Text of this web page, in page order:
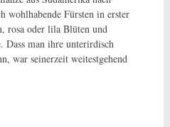
wohlhabende Fürsten in erster
rosa oder lila Blüten und
man ihre unterirdisch
war seinerzeit weitestgehend